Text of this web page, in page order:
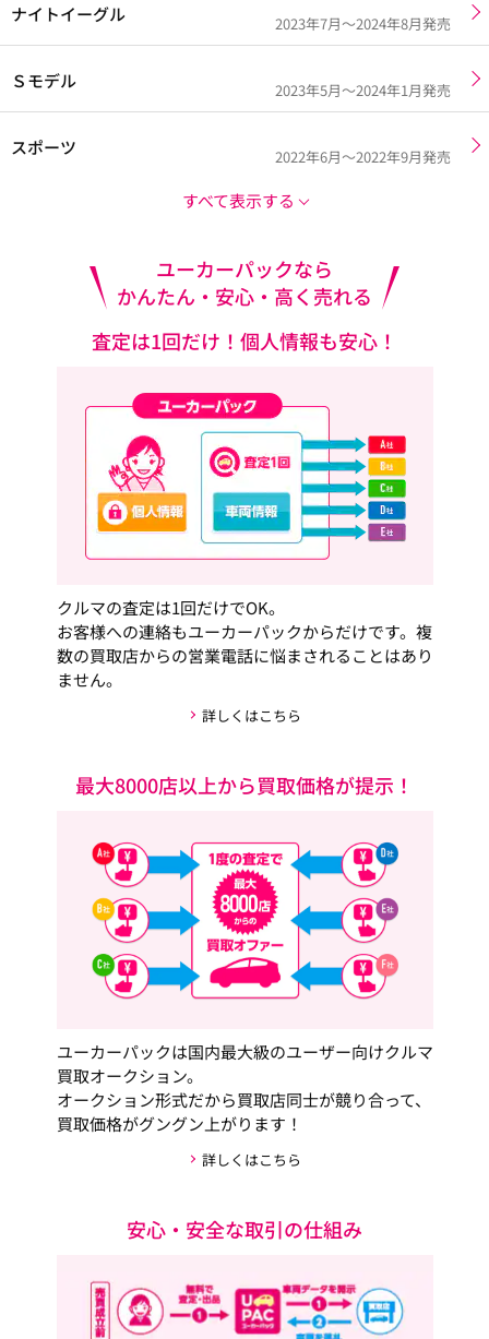
ナイトイーグル 2023年7月～2024年8月発売
Ｓモデル 2023年5月～2024年1月発売
スポーツ 2022年6月～2022年9月発売
すべて表示する
ユーカーパックなら
かんたん・安心・高く売れる
査定は1回だけ！個人情報も安心！
クルマの査定は1回だけでOK。
お客様への連絡もユーカーパックからだけです。複
数の買取店からの営業電話に悩まされることはあり
ません。
詳しくはこちら
最大8000店以上から買取価格が提示！
ユーカーパックは国内最大級のユーザー向けクルマ
買取オークション。
オークション形式だから買取店同士が競り合って、
買取価格がグングン上がります！
詳しくはこちら
安心・安全な取引の仕組み